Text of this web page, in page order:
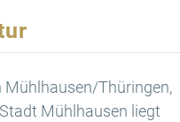
Mühlhausen/Thüringen,
Mühlhausen liegt